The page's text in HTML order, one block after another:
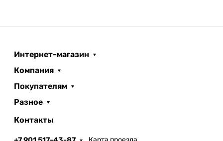
Интернет-магазин
Компания
Покупателям
Разное
Контакты